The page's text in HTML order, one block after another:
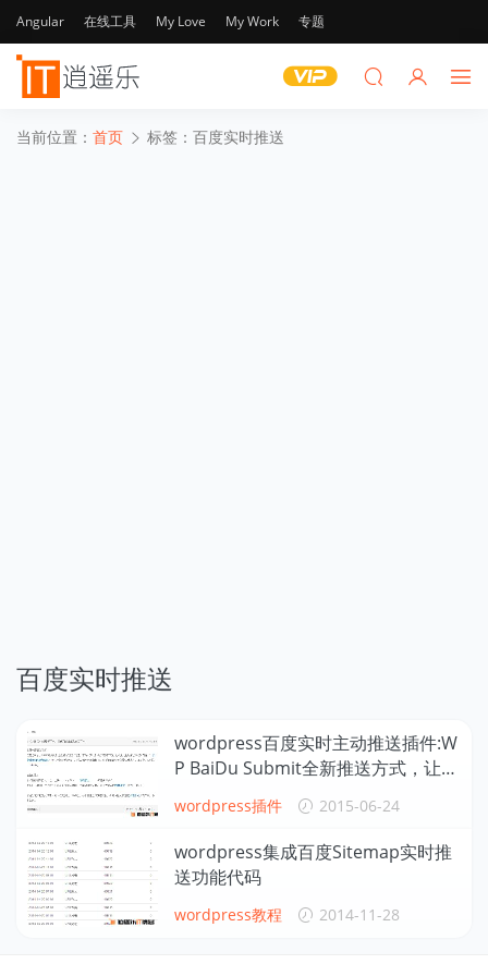
Angular 在线工具 My Love My Work 专题
当前位置： 首页 标签：百度实时推送
百度实时推送
wordpress百度实时主动推送插件:W
P BaiDu Submit全新推送方式，让你
收录百万不是梦！免费下载
wordpress插件 2015-06-24
wordpress集成百度Sitemap实时推
送功能代码
wordpress教程 2014-11-28